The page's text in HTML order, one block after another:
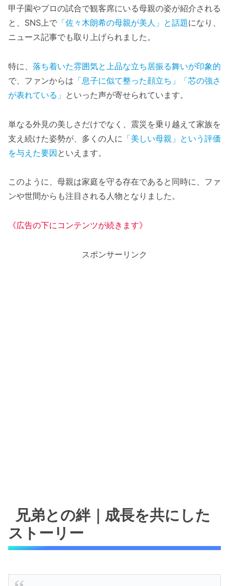
甲子園やプロの試合で観客席にいる母親の姿が紹介される
と、SNS上で 「佐々木朗希の母親が美人」と話題になり、
ニュース記事でも取り上げられました。
特に、 落ち着いた雰囲気と上品な立ち居振る舞いが印象的
で、ファンからは 「息子に似て整った顔立ち」「芯の強さ
が表れている」 といった声が寄せられています。
単なる外見の美しさだけでなく、震災を乗り越えて家族を
支え続けた姿勢が、多くの人に 「美しい母親」という評価
を与えた要因といえます。
このように、母親は家庭を守る存在であると同時に、ファ
ンや世間からも注目される人物となりました。
《広告の下にコンテンツが続きます》
スポンサーリンク
兄弟との絆｜成長を共にした
ストーリー